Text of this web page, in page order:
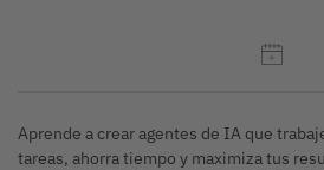
Aprende a crear agentes de IA que
tareas, ahorra tiempo y maximiza tus